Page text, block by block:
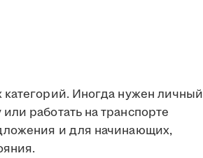
категорий. Иногда нужен личный
работать на транспорте
и для начинающих,